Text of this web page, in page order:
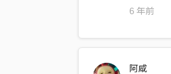
6 年前
阿咸